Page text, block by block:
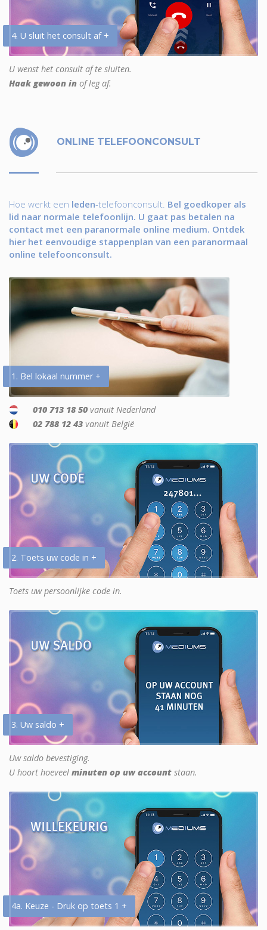
4. U sluit het consult af +
U wenst het consult af te sluiten.
Haak gewoon in of leg af.
ONLINE TELEFOONCONSULT
Hoe werkt een leden-telefoonconsult. Bel goedkoper als
lid naar normale telefoonlijn. U gaat pas betalen na
contact met een paranormale online medium. Ontdek
hier het eenvoudige stappenplan van een paranormaal
online telefoonconsult.
1. Bel lokaal nummer +
010 713 18 50 vanuit Nederland
02 788 12 43 vanuit België
2. Toets uw code in +
Toets uw persoonlijke code in.
3. Uw saldo +
Uw saldo bevestiging.
U hoort hoeveel minuten op uw account staan.
4a. Keuze - Druk op toets 1 +